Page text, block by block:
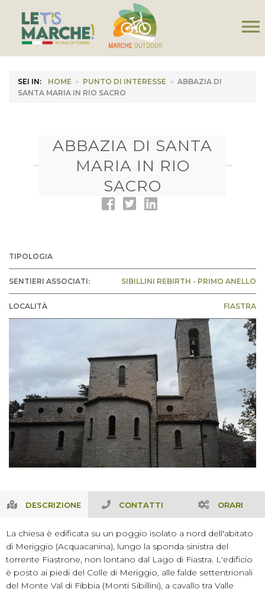
menu
SEI IN: HOME > PUNTO DI INTERESSE > ABBAZIA DI
SANTA MARIA IN RIO SACRO
ABBAZIA DI SANTA
MARIA IN RIO
SACRO
TIPOLOGIA
SENTIERI ASSOCIATI: SIBILLINI REBIRTH - PRIMO ANELLO
LOCALITÀ FIASTRA
DESCRIZIONE CONTATTI ORARI
La chiesa è edificata su un poggio isolato a nord dell'abitato
di Meriggio (Acquacanina), lungo la sponda sinistra del
torrente Fiastrone, non lontano dal Lago di Fiastra. L'edificio
è posto ai piedi del Colle di Meriggio, alle falde settentrionali
del Monte Val di Fibbia (Monti Sibillini), a cavallo tra Valle